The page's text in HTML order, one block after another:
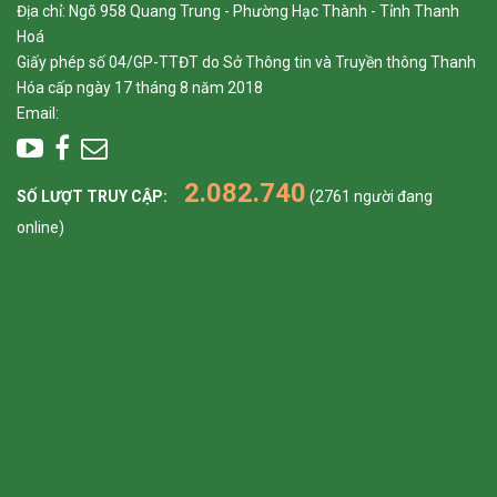
Địa chỉ: Ngõ 958 Quang Trung - Phường Hạc Thành - Tỉnh Thanh
Hoá
Giấy phép số 04/GP-TTĐT do Sở Thông tin và Truyền thông Thanh
Hóa cấp ngày 17 tháng 8 năm 2018
Email:
SỐ LƯỢT TRUY CẬP: 2.082.740 (2761 người đang
online)